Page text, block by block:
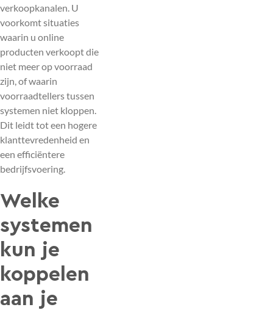
verkoopkanalen. U
voorkomt situaties
waarin u online
producten verkoopt die
niet meer op voorraad
zijn, of waarin
voorraadtellers tussen
systemen niet kloppen.
Dit leidt tot een hogere
klanttevredenheid en
een efficiëntere
bedrijfsvoering.
Welke
systemen
kun je
koppelen
aan je